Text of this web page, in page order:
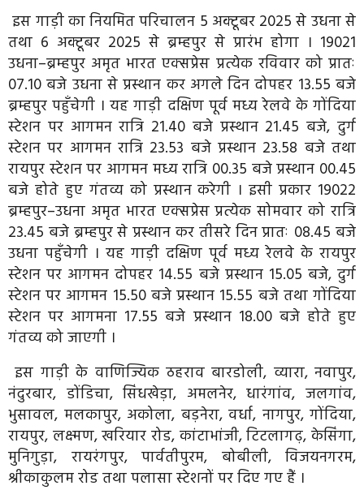
इस गाड़ी का नियमित परिचालन 5 अक्टूबर 2025 से उधना से
तथा 6 अक्टूबर 2025 से ब्रम्हपुर से प्रारंभ होगा । 19021
उधना–ब्रम्हपुर अमृत भारत एक्सप्रेस प्रत्येक रविवार को प्रातः
07.10 बजे उधना से प्रस्थान कर अगले दिन दोपहर 13.55 बजे
ब्रम्हपुर पहुँचेगी । यह गाड़ी दक्षिण पूर्व मध्य रेलवे के गोंदिया
स्टेशन पर आगमन रात्रि 21.40 बजे प्रस्थान 21.45 बजे, दुर्ग
स्टेशन पर आगमन रात्रि 23.53 बजे प्रस्थान 23.58 बजे तथा
रायपुर स्टेशन पर आगमन मध्य रात्रि 00.35 बजे प्रस्थान 00.45
बजे होते हुए गंतव्य को प्रस्थान करेगी । इसी प्रकार 19022
ब्रम्हपुर–उधना अमृत भारत एक्सप्रेस प्रत्येक सोमवार को रात्रि
23.45 बजे ब्रम्हपुर से प्रस्थान कर तीसरे दिन प्रातः 08.45 बजे
उधना पहुँचेगी । यह गाड़ी दक्षिण पूर्व मध्य रेलवे के रायपुर
स्टेशन पर आगमन दोपहर 14.55 बजे प्रस्थान 15.05 बजे, दुर्ग
स्टेशन पर आगमन 15.50 बजे प्रस्थान 15.55 बजे तथा गोंदिया
स्टेशन पर आगमना 17.55 बजे प्रस्थान 18.00 बजे होते हुए
गंतव्य को जाएगी ।
इस गाड़ी के वाणिज्यिक ठहराव बारडोली, व्यारा, नवापुर,
नंदुरबार, डोंडिचा, सिंधखेड़ा, अमलनेर, धारंगांव, जलगांव,
भुसावल, मलकापुर, अकोला, बड़नेरा, वर्धा, नागपुर, गोंदिया,
रायपुर, लक्ष्मण, खरियार रोड, कांटाभांजी, टिटलागढ़, केसिंगा,
मुनिगुड़ा, रायरंगपुर, पार्वतीपुरम, बोबीली, विजयनगरम,
श्रीकाकुलम रोड तथा पलासा स्टेशनों पर दिए गए हैं ।